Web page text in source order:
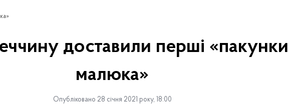
доставили перші «пакунки
малюка»
Опубліковано 28 січня 2021 року, 18:00